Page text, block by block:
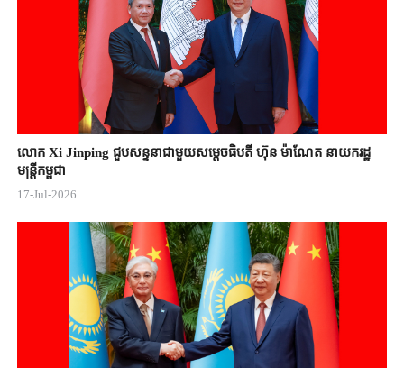
លោក Xi Jinping ជួបសន្ទនាជាមួយសម្តេចធិបតី ហ៊ុន ម៉ាណែត នាយករដ្ឋ
មន្ត្រីកម្ពុជា
17-Jul-2026